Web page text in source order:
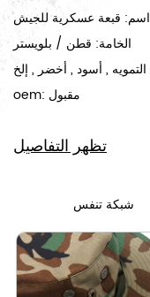
اسم:
الخامة: قطن / بلويستر
oem: مقبول
تظهر التفاصيل
شبكة تنفس